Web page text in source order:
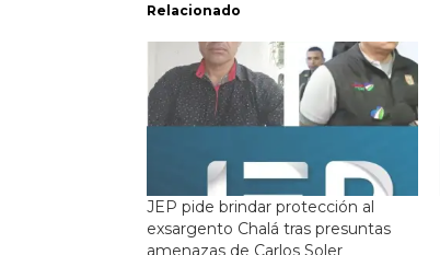
Relacionado
JEP pide brindar protección al
exsargento Chalá tras presuntas
amenazas de Carlos Soler